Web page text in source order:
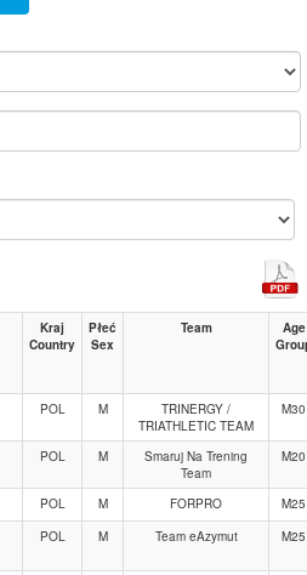
Kraj
Country
Płeć
Sex
Team
Age
POL M
TRINERGY /
TRIATHLETIC TEAM
M30
POL M
Smaruj Na Trening
Team
M20
POL M FORPRO
M25
POL M Team eAzymut M25